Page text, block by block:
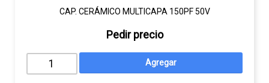
CAP. CERÁMICO MULTICAPA 150PF 50V
Pedir precio